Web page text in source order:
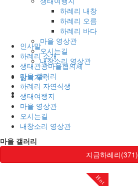
하례리 내창
하례리 오름
하례리 바다
마을 영상관
오시는길
내창소리 영상관
삶의기록
인사말
하례리 소개
생태관광마을협의체
마을 갤러리
하례리 자연식생
생태여행지
마을 영상관
오시는길
내창소리 영상관
마을 갤러리
지금하례리(371)
Hot